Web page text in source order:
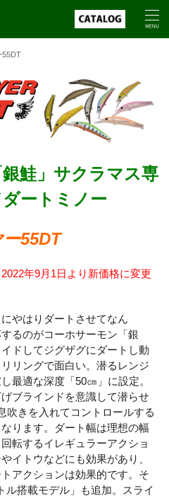
55DT
鮭」サクラマス専
ートミノー
ー55DT
年9月1日より新価格に変更
やはりダートさせてなん
るのがコーホサーモン「銀
ドしてジグザグにダートし動
リングで面白い。潜るレンジ
最適な深度「50㎝」に設定。
ブラインドを意識して潜らせ
吹きを入れてコントロールする
ります。ダート幅は理想の幅
転するイレギュラーアクショ
イトウなどにも効果があり、
アクションは効果的です。そ
ル搭載モデル」も追加。スライ